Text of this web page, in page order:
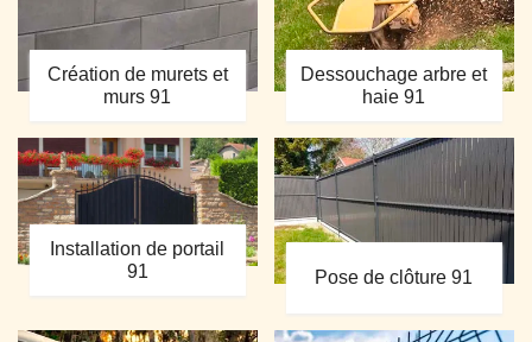
Création de murets et
murs 91
Dessouchage arbre et
haie 91
Installation de portail
91
Pose de clôture 91